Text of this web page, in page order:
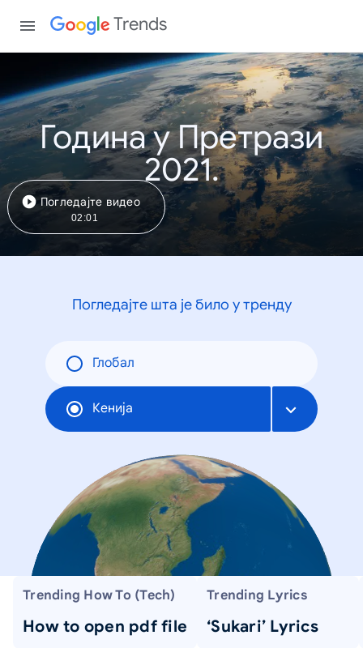
Trends
Година у Претрази
2021.
Погледајте видео
02:01
Погледајте шта је било у тренду
Глобал
Кенија
Trending How To (Tech)
How to open pdf file
Trending Lyrics
‘Sukari’ Lyrics